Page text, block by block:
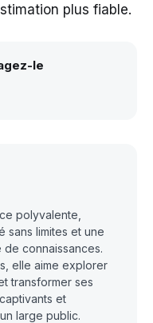
plus fiable.
le
polyvalente,
sans limites et une
connaissances.
elle aime explorer
transformer ses
et
large public.